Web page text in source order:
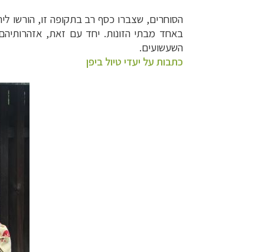
הסוחרים, שצברו כסף רב בתקופה זו, הורשו
באחד מבתי הזונות. יחד עם זאת,
השעשועים.
כתבות על יעדי טיול ביפן